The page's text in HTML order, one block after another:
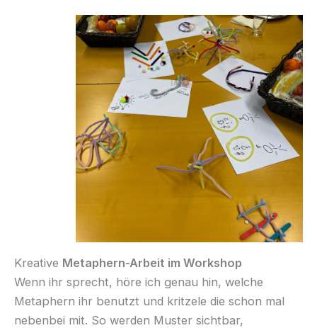
Kreative Metaphern-Arbeit im Workshop
Wenn ihr sprecht, höre ich genau hin, welche
Metaphern ihr benutzt und kritzele die schon mal
nebenbei mit. So werden Muster sichtbar,